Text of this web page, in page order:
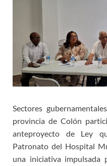
Sectores
provincia de Colón
anteproyecto de Ley
Patronato del Hospital
una iniciativa impulsada